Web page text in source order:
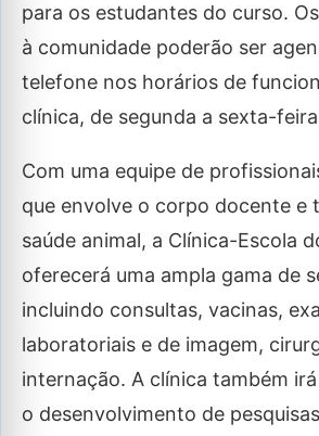
para os estudantes do curso.
à comunidade poderão ser
telefone nos horários de
clínica, de segunda a sexta-
Com uma equipe de
que envolve o corpo docente e
saúde animal, a Clínica-Escola
oferecerá uma ampla gama de
incluindo consultas, vacinas,
laboratoriais e de imagem,
internação. A clínica também
o desenvolvimento de